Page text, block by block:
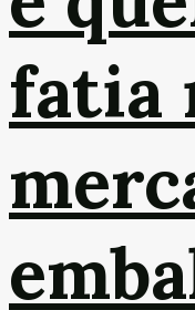
fatia